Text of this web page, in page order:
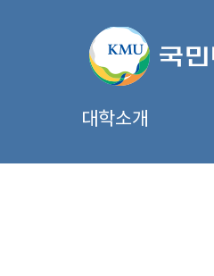
대학소개